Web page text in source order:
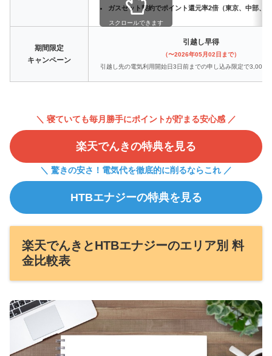
ガスセット契約でポイント還元率2倍（東京、中部、
期間限定
キャンペーン
引越し早得
（〜2026年05月02日まで）
引越し先の電気利用開始日3日前までの申し込み限定で3,000
スクロールできます
＼ 寝ていても毎月勝手にポイントが貯まる安心感 ／
楽天でんきの特典を見る
＼ 驚きの安さ！電気代を徹底的に削るならこれ ／
HTBエナジーの特典を見る
楽天でんきとHTBエナジーのエリア別 料
金比較表